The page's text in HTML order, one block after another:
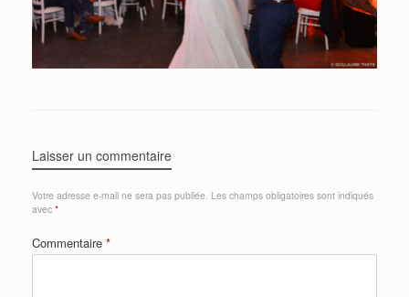
Laisser un commentaire
Votre adresse e-mail ne sera pas publiée. Les champs obligatoires sont indiqués
avec *
Commentaire *